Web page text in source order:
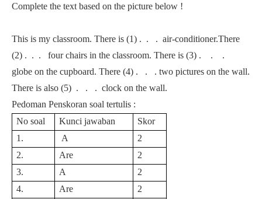
Complete the text based on the picture below !
This is my classroom. There is (1) . . . air-conditioner.There
(2) . . . four chairs in the classroom. There is (3) . . .
globe on the cupboard. There (4) . . . two pictures on the wall.
There is also (5) . . . clock on the wall.
Pedoman Penskoran soal tertulis :
No soal
Kunci jawaban
Skor
1.
A
2
2.
Are
2
3.
A
2
4.
Are
2